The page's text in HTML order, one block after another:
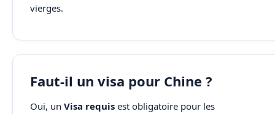
vierges.
Faut-il un visa pour Chine ?
Oui, un Visa requis est obligatoire pour les